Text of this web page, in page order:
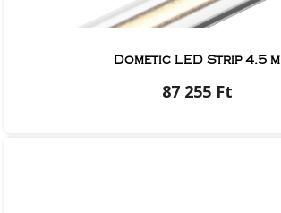
Dometic LED Strip 4,5 m
87 255 Ft